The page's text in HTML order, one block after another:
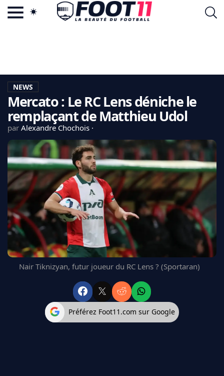
LA CHARTE
VIE PRIVÉE
CGU
CONTACTEZ-NOUS
MERCATO
CDM 2026
EDF
PSG
LIGUE 1
REAL MADRID
FC BARCELONE
MANCHESTER UNITED
CHELSEA
ARSENAL
L'AVIS DE LA RÉDAC'
NEWS
Mercato : Le RC Lens déniche le
remplaçant de Matthieu Udol
par Alexandre Chochois
Nair Tiknizyan, futur joueur du RC Lens ? (Sportaran)
Préférez Foot11.com sur Google